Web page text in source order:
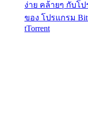
ง่าย คล้ายๆ กับโ
ของ โปรแกรม
tTorrent